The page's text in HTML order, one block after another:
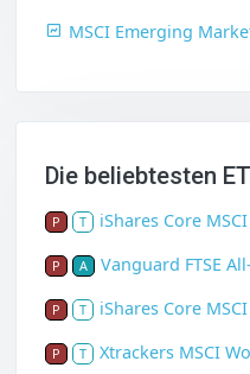
MSCI Emerging
Die beliebtesten
P T iShares Core
P A Vanguard FTSE
P T iShares Core
P T Xtrackers MSCI